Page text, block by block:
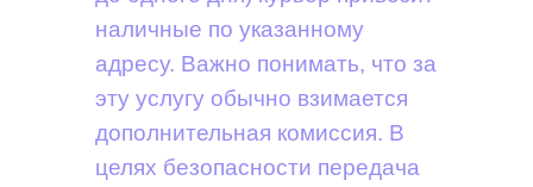
наличные по указанному
адресу. Важно понимать, что за
эту услугу обычно взимается
дополнительная комиссия. В
целях безопасности передача